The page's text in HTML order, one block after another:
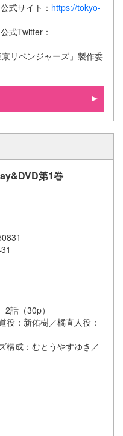
式サイト： https://tokyo-
式Twitter：
リベンジャーズ」製作委
第1巻
話（30p）
役：新佑樹／橘直人役：
構成：むとうやすゆき／